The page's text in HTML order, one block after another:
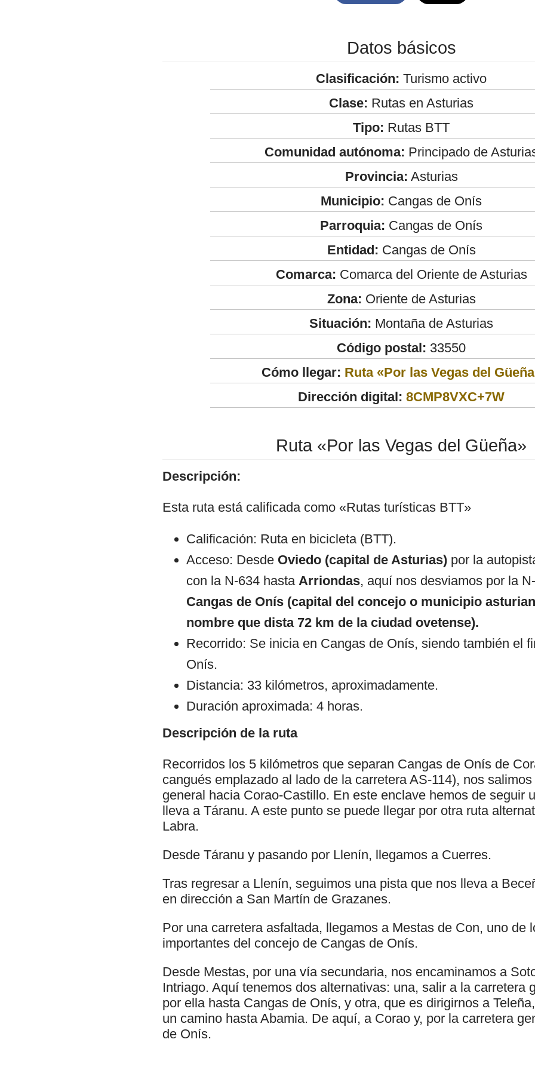
Datos básicos
Clasificación: Turismo activo
Clase: Rutas en Asturias
Tipo: Rutas BTT
Comunidad autónoma: Principado de
Provincia: Asturias
Municipio: Cangas de Onís
Parroquia: Cangas de Onís
Entidad: Cangas de Onís
Comarca: Comarca del Oriente de Asturias
Zona: Oriente de Asturias
Situación: Montaña de Asturias
Código postal: 33550
Cómo llegar: Ruta «Por las Vegas del
Dirección digital: 8CMP8VXC+7W
Ruta «Por las Vegas del Güeña»
Descripción:
Esta ruta está calificada como «Rutas turísticas BTT»
Calificación: Ruta en bicicleta (BTT).
Acceso: Desde Oviedo (capital de Asturias) por la
con la N-634 hasta Arriondas, aquí nos desviamos por la
Cangas de Onís (capital del concejo o municipio
nombre que dista 72 km de la ciudad ovetense).
Recorrido: Se inicia en Cangas de Onís, siendo también el
Onís.
Distancia: 33 kilómetros, aproximadamente.
Duración aproximada: 4 horas.
Descripción de la ruta
Recorridos los 5 kilómetros que separan Cangas de Onís de
cangués emplazado al lado de la carretera AS-114), nos
general hacia Corao-Castillo. En este enclave hemos de seguir
lleva a Táranu. A este punto se puede llegar por otra ruta
Labra.
Desde Táranu y pasando por Llenín, llegamos a Cuerres.
Tras regresar a Llenín, seguimos una pista que nos lleva a
en dirección a San Martín de Grazanes.
Por una carretera asfaltada, llegamos a Mestas de Con, uno de
importantes del concejo de Cangas de Onís.
Desde Mestas, por una vía secundaria, nos encaminamos a
Intriago. Aquí tenemos dos alternativas: una, salir a la carretera
por ella hasta Cangas de Onís, y otra, que es dirigirnos a
un camino hasta Abamia. De aquí, a Corao y, por la carretera
de Onís.